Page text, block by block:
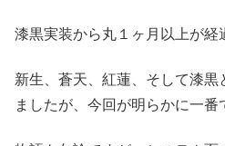
漆黒実装から丸１ヶ月以上が経
新生、蒼天、紅蓮、そして漆黒
ましたが、今回が明らかに一番